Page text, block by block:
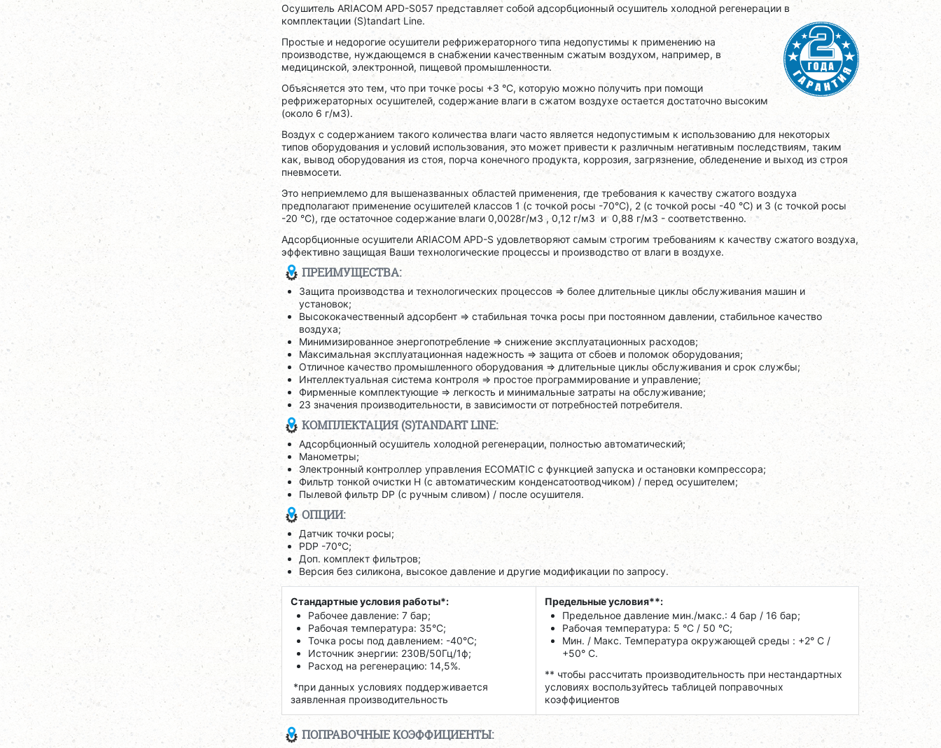
Осушитель ARIACOM APD-S057 представляет собой адсорбционный осушитель холодной регенерации в
комплектации (S)tandart Line.
Простые и недорогие осушители рефрижераторного типа недопустимы к применению на
производстве, нуждающемся в снабжении качественным сжатым воздухом, например, в
медицинской, электронной, пищевой промышленности.
Объясняется это тем, что при точке росы +3 °C, которую можно получить при помощи
рефрижераторных осушителей, содержание влаги в сжатом воздухе остается достаточно высоким
(около 6 г/м3).
Воздух с содержанием такого количества влаги часто является недопустимым к использованию для некоторых
типов оборудования и условий использования, это может привести к различным негативным последствиям, таким
как, вывод оборудования из стоя, порча конечного продукта, коррозия, загрязнение, обледенение и выход из строя
пневмосети.
Это неприемлемо для вышеназванных областей применения, где требования к качеству сжатого воздуха
предполагают применение осушителей классов 1 (с точкой росы -70°C), 2 (с точкой росы -40 °C) и 3 (с точкой росы
-20 °C), где остаточное содержание влаги 0,0028г/м3 , 0,12 г/м3 и 0,88 г/м3 - соответственно.
Адсорбционные осушители ARIACOM APD-S удовлетворяют самым строгим требованиям к качеству сжатого воздуха,
эффективно защищая Ваши технологические процессы и производство от влаги в воздухе.
ПРЕИМУЩЕСТВА:
Защита производства и технологических процессов => более длительные циклы обслуживания машин и
установок;
Высококачественный адсорбент => стабильная точка росы при постоянном давлении, стабильное качество
воздуха;
Минимизированное энергопотребление => снижение эксплуатационных расходов;
Максимальная эксплуатационная надежность => защита от сбоев и поломок оборудования;
Отличное качество промышленного оборудования => длительные циклы обслуживания и срок службы;
Интеллектуальная система контроля => простое программирование и управление;
Фирменные комплектующие => легкость и минимальные затраты на обслуживание;
23 значения производительности, в зависимости от потребностей потребителя.
КОМПЛЕКТАЦИЯ (S)TANDART LINE:
Адсорбционный осушитель холодной регенерации, полностью автоматический;
Манометры;
Электронный контроллер управления ECOMATIC с функцией запуска и остановки компрессора;
Фильтр тонкой очистки H (с автоматическим конденсатоотводчиком) / перед осушителем;
Пылевой фильтр DP (с ручным сливом) / после осушителя.
ОПЦИИ:
Датчик точки росы;
PDP -70°C;
Доп. комплект фильтров;
Версия без силикона, высокое давление и другие модификации по запросу.
Стандартные условия работы*:
Рабочее давление: 7 бар;
Рабочая температура: 35°C;
Точка росы под давлением: -40°C;
Источник энергии: 230В/50Гц/1ф;
Расход на регенерацию: 14,5%.
*при данных условиях поддерживается
заявленная производительность
Предельные условия**:
Предельное давление мин./макс.: 4 бар / 16 бар;
Рабочая температура: 5 °C / 50 °C;
Мин. / Макс. Температура окружающей среды : +2° С /
+50° C.
** чтобы рассчитать производительность при нестандартных
условиях воспользуйтесь таблицей поправочных
коэффициентов
ПОПРАВОЧНЫЕ КОЭФФИЦИЕНТЫ: